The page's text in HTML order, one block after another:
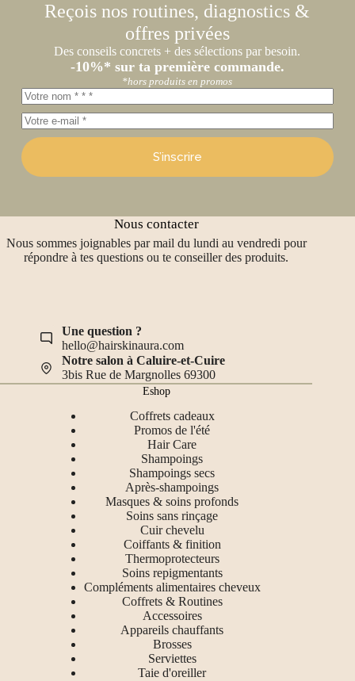
Reçois nos routines, diagnostics &
offres privées
Des conseils concrets + des sélections par besoin.
-10%* sur ta première commande.
*hors produits en promos
S’inscrire
Nous contacter
Nous sommes joignables par mail du lundi au vendredi pour
répondre à tes questions ou te conseiller des produits.
Une question ?
hello@hairskinaura.com
Notre salon à Caluire-et-Cuire
3bis Rue de Margnolles 69300
Eshop
Coffrets cadeaux
Promos de l'été
Hair Care
Shampoings
Shampoings secs
Après-shampoings
Masques & soins profonds
Soins sans rinçage
Cuir chevelu
Coiffants & finition
Thermoprotecteurs
Soins repigmentants
Compléments alimentaires cheveux
Coffrets & Routines
Accessoires
Appareils chauffants
Brosses
Serviettes
Taie d'oreiller